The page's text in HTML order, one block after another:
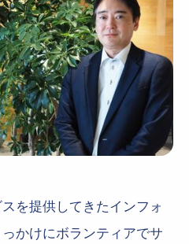
を提供してきたインフォ
かけにボランティアでサ